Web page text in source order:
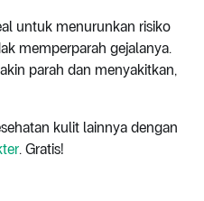
untuk menurunkan risiko
memperparah gejalanya.
parah dan menyakitkan,
kulit lainnya dengan
. Gratis!